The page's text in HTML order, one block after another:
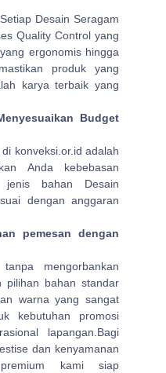
Desain Seragam
Quality Control yang
ergonomis hingga
produk yang
karya terbaik yang
Budget
konveksi.or.id adalah
Anda kebebasan
jenis bahan Desain
dengan anggaran
pemesan dengan
mengorbankan
pilihan bahan standar
warna yang sangat
kebutuhan promosi
lapangan.Bagi
dan kenyamanan
kami siap